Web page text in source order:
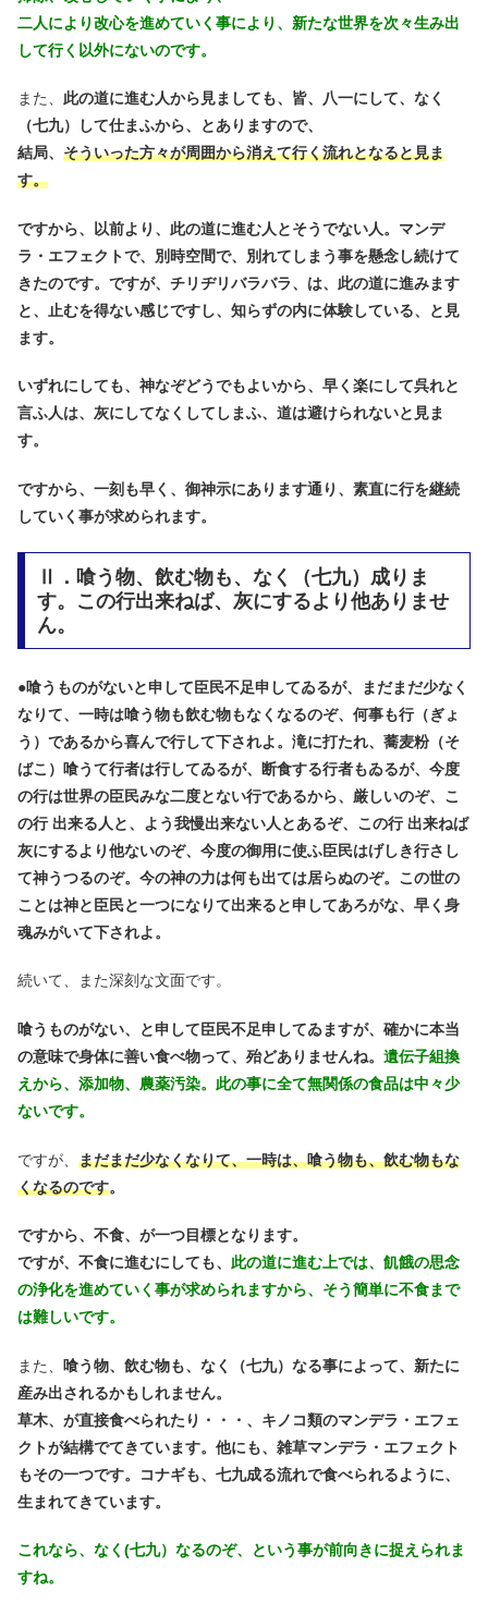
二人により改心を進めていく事により、新たな世界を次々生み出
して行く以外にないのです。
また、 此の道に進む人から見ましても、皆、八一にして、なく
（七九）して仕まふから、とありますので、
結局、 そういった方々が周囲から消えて行く流れとなると見ま
す。
ですから、以前より、此の道に進む人とそうでない人。マンデ
ラ・エフェクトで、別時空間で、別れてしまう事を懸念し続けて
きたのです。ですが、チリヂリバラバラ、は、此の道に進みます
と、止むを得ない感じですし、知らずの内に体験している、と見
ます。
いずれにしても、神なぞどうでもよいから、早く楽にして呉れと
言ふ人は、灰にしてなくしてしまふ、道は避けられないと見ま
す。
ですから、一刻も早く、御神示にあります通り、素直に行を継続
していく事が求められます。
Ⅱ．喰う物、飲む物も、なく（七九）成りま
す。この行出来ねば、灰にするより他ありませ
ん。
●喰うものがないと申して臣民不足申してゐるが、まだまだ少なく
なりて、一時は喰う物も飲む物もなくなるのぞ、何事も行（ぎょ
う）であるから喜んで行して下されよ。滝に打たれ、蕎麦粉（そ
ばこ）喰うて行者は行してゐるが、断食する行者もゐるが、今度
の行は世界の臣民みな二度とない行であるから、厳しいのぞ、こ
の行 出来る人と、よう我慢出来ない人とあるぞ、この行 出来ねば
灰にするより他ないのぞ、今度の御用に使ふ臣民はげしき行さし
て神うつるのぞ。今の神の力は何も出ては居らぬのぞ。この世の
ことは神と臣民と一つになりて出来ると申してあろがな、早く身
魂みがいて下されよ。
続いて、また深刻な文面です。
喰うものがない、と申して臣民不足申してゐますが、確かに本当
の意味で身体に善い食べ物って、殆どありませんね。 遺伝子組換
えから、添加物、農薬汚染。此の事に全て無関係の食品は中々少
ないです。
ですが、 まだまだ少なくなりて、一時は、喰う物も、飲む物もな
くなるのです。
ですから、不食、が一つ目標となります。
ですが、不食に進むにしても、 此の道に進む上では、飢餓の思念
の浄化を進めていく事が求められますから、そう簡単に不食まで
は難しいです。
また、
喰う物、飲む物も、なく（七九）なる事によって、新たに
産み出されるかもしれません。
草木、が直接食べられたり・・・、キノコ類のマンデラ・エフェ
クトが結構でてきています。他にも、雑草マンデラ・エフェクト
もその一つです。コナギも、七九成る流れで食べられるように、
生まれてきています。
これなら、なく(七九）なるのぞ、という事が前向きに捉えられま
すね。